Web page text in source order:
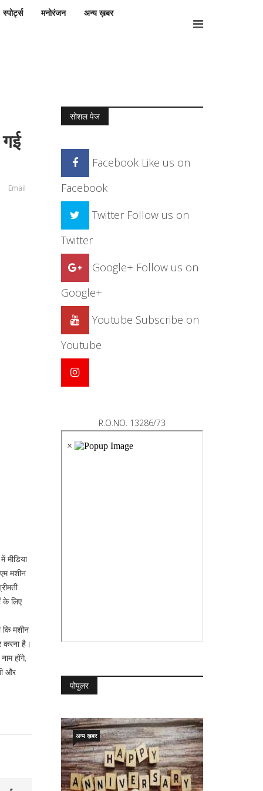
स्पोर्ट्स मनोरंजन अन्य ख़बर
Email
मीडिया
मशीन
के लिए
मशीन
करना है।
होंगे,
और
सोशल पेज
Facebook Like us on
Facebook
Twitter Follow us on
Twitter
Google+ Follow us on
Google+
Youtube Subscribe on
Youtube
R.O.NO. 13286/73
पोपुलर
अन्य ख़बर